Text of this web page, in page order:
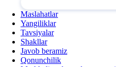
Maslahatlar
Yangiliklar
Tavsiyalar
Shakllar
Javob beramiz
Qonunchilik